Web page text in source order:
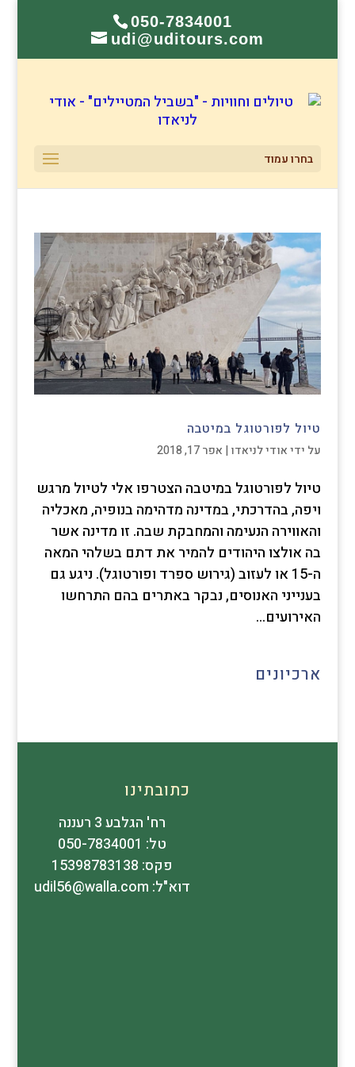
050-7834001
udi@uditours.com
בחרו עמוד
טיול לפורטוגל במיטבה
על ידיאודי לניאדו| אפר 17, 2018
טיול לפורטוגל במיטבה הצטרפו אלי לטיול מרגש
ויפה, בהדרכתי, במדינה מדהימה בנופיה, מאכליה
והאווירה הנעימה והמחבקת שבה. זו מדינה אשר
בה אולצו היהודים להמיר את דתם בשלהי המאה
ה-15 או לעזוב (גירוש ספרד ופורטוגל). ניגע גם
בענייני האנוסים, נבקר באתרים בהם התרחשו
האירועים...
ארכיונים
כתובתינו
רח' הגלבע 3 רעננה
טל: 050-7834001
פקס: 15398783138
דוא"ל: udil56@walla.com